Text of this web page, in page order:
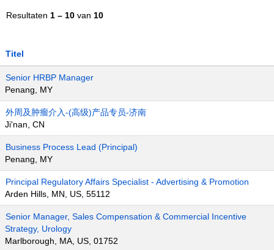
Resultaten 1 – 10 van 10
Titel
Senior HRBP Manager
Penang, MY
外周及肿瘤介入-(高级)产品专员-济南
Ji'nan, CN
Business Process Lead (Principal)
Penang, MY
Principal Regulatory Affairs Specialist - Advertising & Promotion
Arden Hills, MN, US, 55112
Senior Manager, Sales Compensation & Commercial Incentive
Strategy, Urology
Marlborough, MA, US, 01752